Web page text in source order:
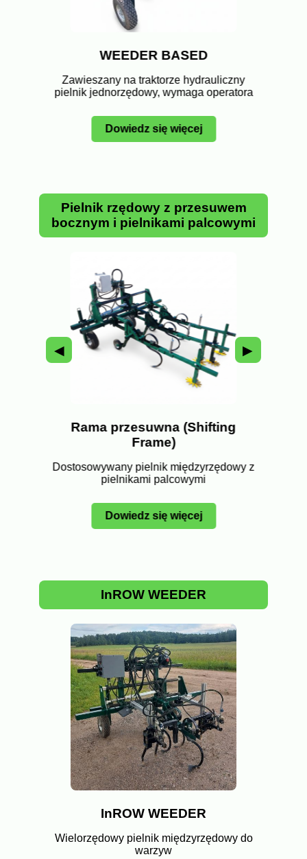
WEEDER BASED
Zawieszany na traktorze hydrauliczny
pielnik jednorzędowy, wymaga operatora
Dowiedz się więcej
Pielnik rzędowy z przesuwem
bocznym i pielnikami palcowymi
◀
Rama przesuwna (Shifting
Frame)
Dostosowywany pielnik międzyrzędowy z
pielnikami palcowymi
Dowiedz się więcej
▶
InROW WEEDER
InROW WEEDER
Wielorzędowy pielnik międzyrzędowy do
warzyw